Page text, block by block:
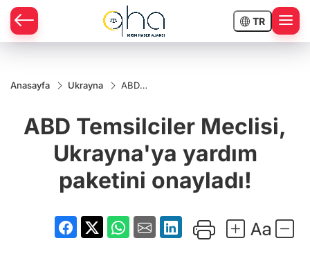
TR
Anasayfa Ukrayna
ABD
Ukrayna'ya
yardım
onayladı!
ABD Temsilciler Meclisi,
Ukrayna'ya yardım
paketini onayladı!